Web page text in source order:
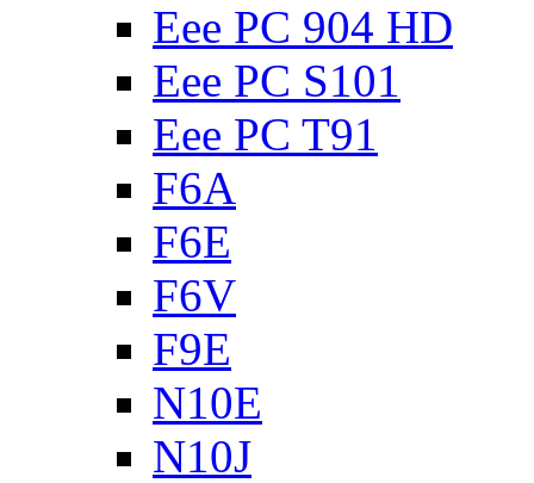
Eee PC 904 HD
Eee PC S101
Eee PC T91
F6A
F6E
F6V
F9E
N10E
N10J